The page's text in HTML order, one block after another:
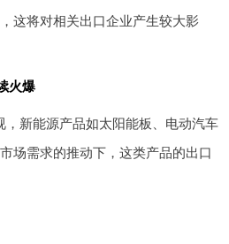
这将对相关出口企业产生较大影
火爆
，新能源产品如太阳能板、电动汽车
场需求的推动下，这类产品的出口